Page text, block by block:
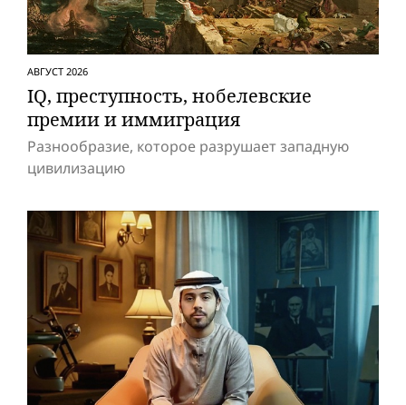
АВГУСТ 2026
IQ, преступность, нобелевские
премии и иммиграция
Разнообразие, которое разрушает западную
цивилизацию